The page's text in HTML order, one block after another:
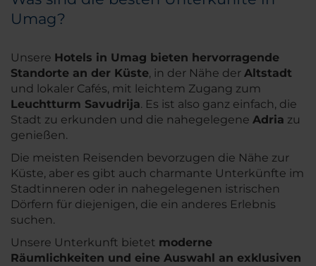
Umag?
Unsere Hotels in Umag bieten hervorragende
Standorte an der Küste, in der Nähe der Altstadt
und lokaler Cafés, mit leichtem Zugang zum
Leuchtturm Savudrija. Es ist also ganz einfach, die
Stadt zu erkunden und die nahegelegene Adria zu
genießen.
Die meisten Reisenden bevorzugen die Nähe zur
Küste, aber es gibt auch charmante Unterkünfte im
Stadtinneren oder in nahegelegenen istrischen
Dörfern für diejenigen, die ein anderes Erlebnis
suchen.
Unsere Unterkunft bietet moderne
Räumlichkeiten und eine Auswahl an exklusiven